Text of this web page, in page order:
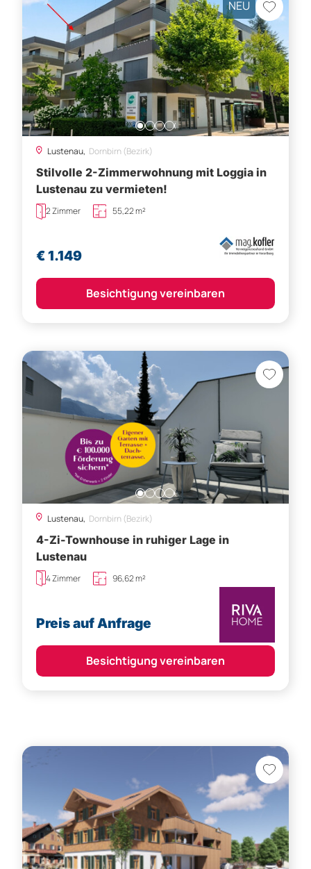
NEU
Lustenau, Dornbirn (Bezirk)
Stilvolle 2-Zimmerwohnung mit Loggia in
Lustenau zu vermieten!
2 Zimmer 55,22 m²
€ 1.149
Besichtigung vereinbaren
Lustenau, Dornbirn (Bezirk)
4-Zi-Townhouse in ruhiger Lage in
Lustenau
4 Zimmer 96,62 m²
Preis auf Anfrage
Besichtigung vereinbaren